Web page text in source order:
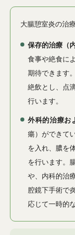
大腸憩室炎の治療
保存的治療（
食事や絶食に
期待できます
絶飲とし、点
行います。
外科的治療お
瘍）ができて
を入れ、膿を
を行います。
や、内科的治
腔鏡下手術で
応じて一時的